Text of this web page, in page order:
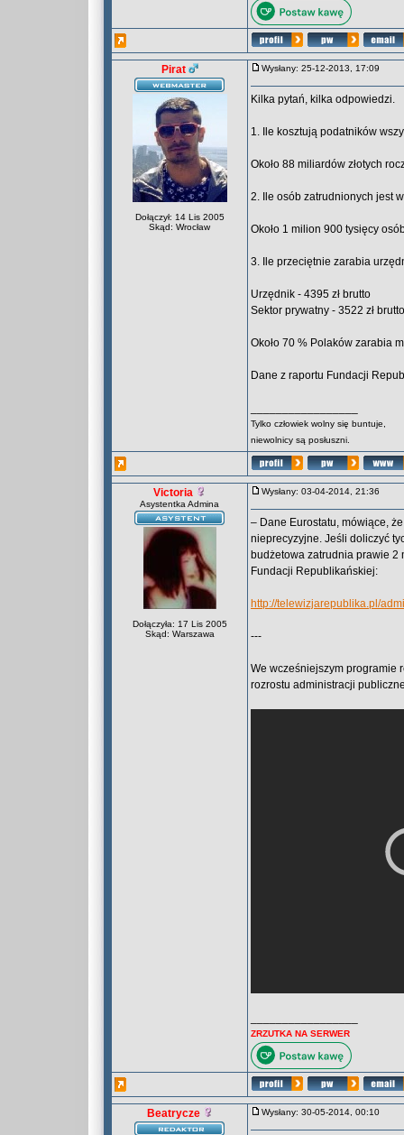
Pirat
Dołączył: 14 Lis 2005
Skąd: Wrocław
Wysłany: 25-12-2013, 17:09
Kilka pytań, kilka odpowiedzi.
1. Ile kosztują podatników
Około 88 miliardów złotych
2. Ile osób zatrudnionych jest
Około 1 milion 900 tysięcy
3. Ile przeciętnie zarabia
Urzędnik - 4395 zł brutto
Sektor prywatny - 3522 zł
Około 70 % Polaków zarabia
Dane z raportu Fundacji
Tylko człowiek wolny się buntuje,
niewolnicy są posłuszni.
Victoria
Asystentka Admina
Dołączyła: 17 Lis 2005
Skąd: Warszawa
Wysłany: 03-04-2014, 21:36
– Dane Eurostatu, mówiące,
nieprecyzyjne. Jeśli doliczyć
budżetowa zatrudnia prawie 2
Fundacji Republikańskiej:
http://telewizjarepublika.pl/
---
We wcześniejszym programie
rozrostu administracji
ZRZUTKA NA SERWER
Beatrycze Wysłany: 30-05-2014, 00:10